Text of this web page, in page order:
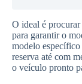
O ideal é
para garantir o
modelo
reserva até com
o veículo pronto